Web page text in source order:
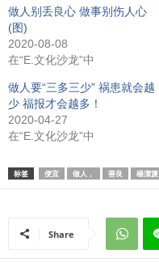
做人别丢良心 做事别伤人心
(图)
2020-08-08
在“E.文化沙龙”中
做人要“三多三少” 祸患就会越
少 福报才会越多！
2020-04-27
在“E.文化沙龙”中
标签 便宜 做人， 善良 楊潔篪
Share